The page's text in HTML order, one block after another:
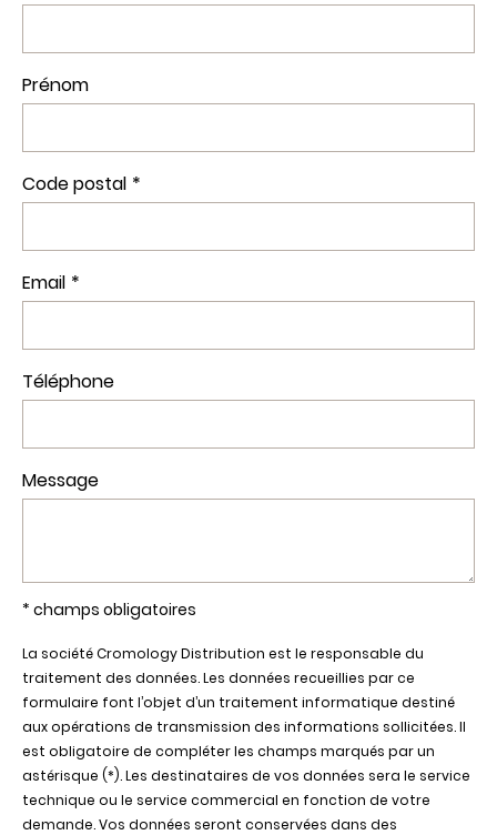
Prénom
Code postal
Email
Téléphone
Message
* champs obligatoires
La société Cromology Distribution est le responsable du
traitement des données. Les données recueillies par ce
formulaire font l’objet d’un traitement informatique destiné
aux opérations de transmission des informations sollicitées. Il
est obligatoire de compléter les champs marqués par un
astérisque (*). Les destinataires de vos données sera le service
technique ou le service commercial en fonction de votre
demande. Vos données seront conservées dans des